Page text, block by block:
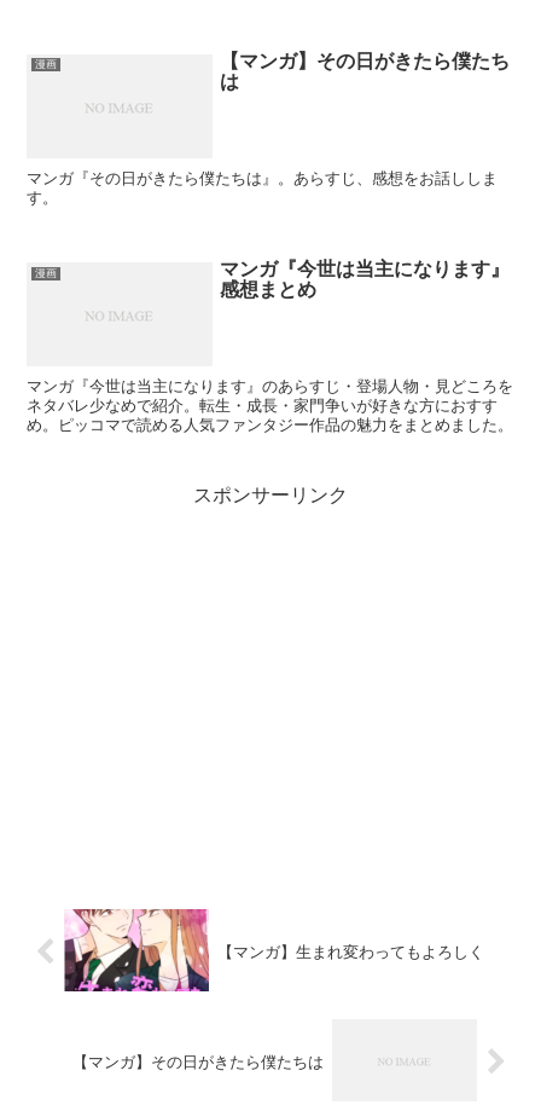
漫画
【マンガ】その日がきたら僕たち
は
マンガ『その日がきたら僕たちは』。あらすじ、感想をお話ししま
す。
漫画
マンガ『今世は当主になります』
感想まとめ
マンガ『今世は当主になります』のあらすじ・登場人物・見どころを
ネタバレ少なめで紹介。転生・成長・家門争いが好きな方におすす
め。ピッコマで読める人気ファンタジー作品の魅力をまとめました。
スポンサーリンク
【マンガ】生まれ変わってもよろしく
【マンガ】その日がきたら僕たちは